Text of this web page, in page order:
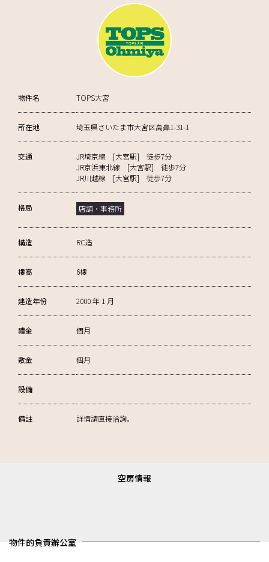
物件名 TOPS大宮
所在地 埼玉県さいたま市大宮区高鼻1-31-1
交通
JR埼京線 [大宮駅] 徒歩7分
JR京浜東北線 [大宮駅] 徒歩7分
JR川越線 [大宮駅] 徒歩7分
格局 店舗・事務所
構造 RC造
樓高 6樓
建造年份 2000 年 1 月
禮金 個月
敷金 個月
設備
備註 詳情請直接洽詢。
空房情報
物件的負責辦公室